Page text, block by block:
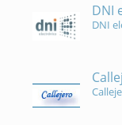
DNI
DNI